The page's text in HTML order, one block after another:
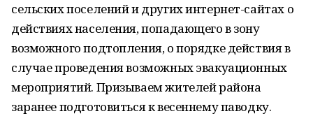
сельских поселений и других интернет-сайтах о
действиях населения, попадающего в зону
возможного подтопления, о порядке действия в
случае проведения возможных эвакуационных
мероприятий. Призываем жителей района
заранее подготовиться к весеннему паводку.